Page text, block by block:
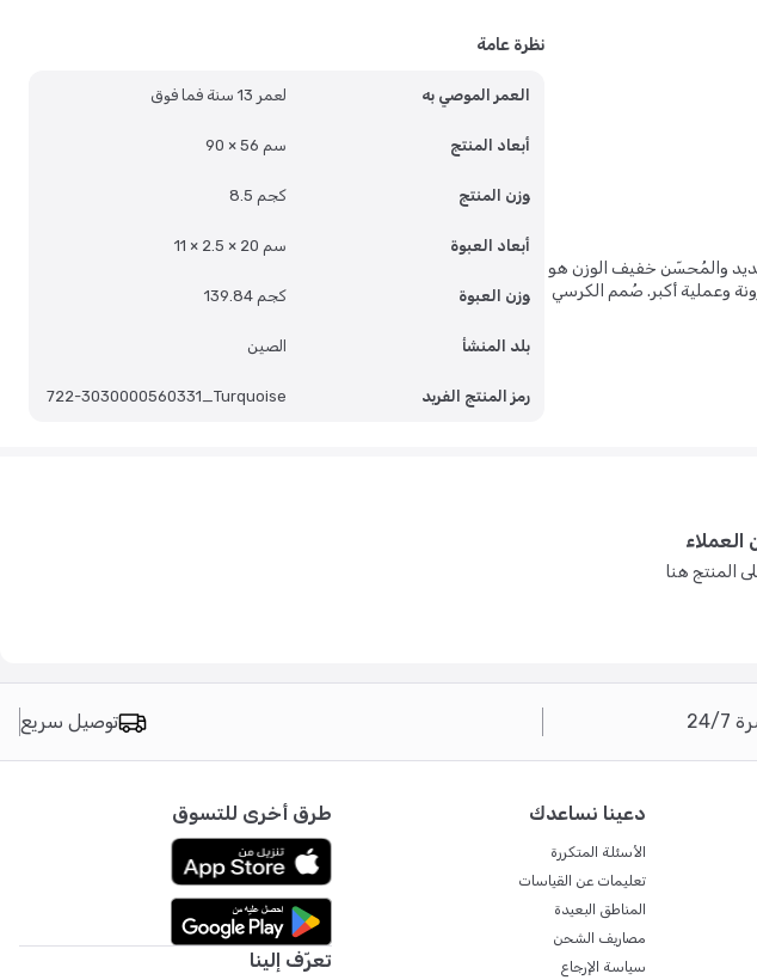
والمُحسّن خفيف الوزن هو
وعملية أكبر. صُمم الكرسي
العبادة.
نظرة عامة
العمر الموصي به لعمر 13 سنة فما فوق
أبعاد المنتج 90 × 56 سم
وزن المنتج 8.5 كجم
أبعاد العبوة 11 × 2.5 × 20 سم
وزن العبوة 139.84 كجم
بلد المنشأ الصين
رمز المنتج الفريد 722-3030000560331_Turquoise
المنتج هنا
7 توصيل سريع
دعينا نساعدك
الأسئلة المتكررة
تعليمات عن القياسات
المناطق البعيدة
مصاريف الشحن
سياسة الإرجاع
طرق أخرى للتسوق
تعرّف إلينا